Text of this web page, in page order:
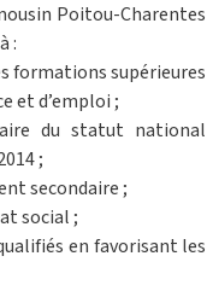
Poitou-Charentes
:
formations supérieures
et d’emploi ;
du statut national
;
secondaire ;
social ;
en favorisant les